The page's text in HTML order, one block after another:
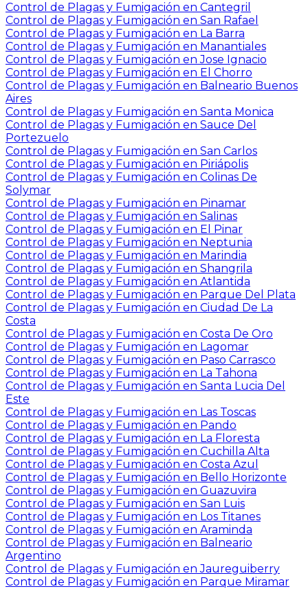
Control de Plagas y Fumigación en Cantegril
Control de Plagas y Fumigación en San Rafael
Control de Plagas y Fumigación en La Barra
Control de Plagas y Fumigación en Manantiales
Control de Plagas y Fumigación en Jose Ignacio
Control de Plagas y Fumigación en El Chorro
Control de Plagas y Fumigación en Balneario Buenos
Aires
Control de Plagas y Fumigación en Santa Monica
Control de Plagas y Fumigación en Sauce Del
Portezuelo
Control de Plagas y Fumigación en San Carlos
Control de Plagas y Fumigación en Piriápolis
Control de Plagas y Fumigación en Colinas De
Solymar
Control de Plagas y Fumigación en Pinamar
Control de Plagas y Fumigación en Salinas
Control de Plagas y Fumigación en El Pinar
Control de Plagas y Fumigación en Neptunia
Control de Plagas y Fumigación en Marindia
Control de Plagas y Fumigación en Shangrila
Control de Plagas y Fumigación en Atlantida
Control de Plagas y Fumigación en Parque Del Plata
Control de Plagas y Fumigación en Ciudad De La
Costa
Control de Plagas y Fumigación en Costa De Oro
Control de Plagas y Fumigación en Lagomar
Control de Plagas y Fumigación en Paso Carrasco
Control de Plagas y Fumigación en La Tahona
Control de Plagas y Fumigación en Santa Lucia Del
Este
Control de Plagas y Fumigación en Las Toscas
Control de Plagas y Fumigación en Pando
Control de Plagas y Fumigación en La Floresta
Control de Plagas y Fumigación en Cuchilla Alta
Control de Plagas y Fumigación en Costa Azul
Control de Plagas y Fumigación en Bello Horizonte
Control de Plagas y Fumigación en Guazuvira
Control de Plagas y Fumigación en San Luis
Control de Plagas y Fumigación en Los Titanes
Control de Plagas y Fumigación en Araminda
Control de Plagas y Fumigación en Balneario
Argentino
Control de Plagas y Fumigación en Jaureguiberry
Control de Plagas y Fumigación en Parque Miramar